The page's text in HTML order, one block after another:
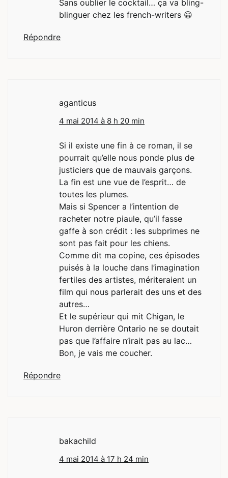
Sans oublier le cocktail… ça va bling-
blinguer chez les french-writers 😀
Répondre
aganticus
4 mai 2014 à 8 h 20 min
Si il existe une fin à ce roman, il se
pourrait qu’elle nous ponde plus de
justiciers que de mauvais garçons.
La fin est une vue de l’esprit… de
toutes les plumes.
Mais si Spencer a l’intention de
racheter notre piaule, qu’il fasse
gaffe à son crédit : les subprimes ne
sont pas fait pour les chiens.
Comme dit ma copine, ces épisodes
puisés à la louche dans l’imagination
fertiles des artistes, mériteraient un
film qui nous parlerait des uns et des
autres…
Et le supérieur qui mit Chigan, le
Huron derrière Ontario ne se doutait
pas que l’affaire n’irait pas au lac…
Bon, je vais me coucher.
Répondre
bakachild
4 mai 2014 à 17 h 24 min